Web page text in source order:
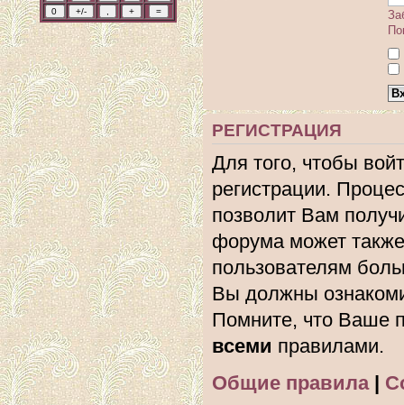
РЕГИСТРАЦИЯ
Для того, чтобы
регистрации.
позволит Вам
форума может
пользователям
Вы должны
Помните, что Ваше
всеми правилами.
Общие правила|